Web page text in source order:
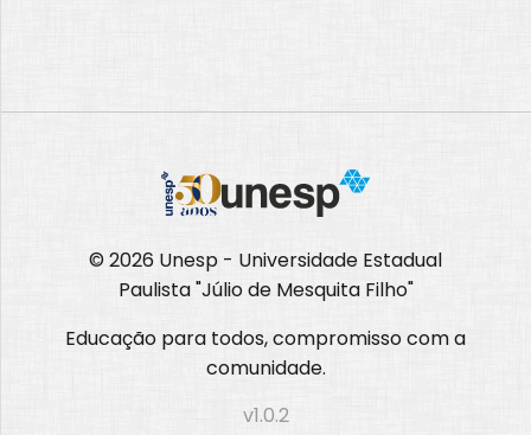
© 2026 Unesp - Universidade Estadual
Paulista "Júlio de Mesquita Filho"
Educação para todos, compromisso com a
comunidade.
v1.0.2